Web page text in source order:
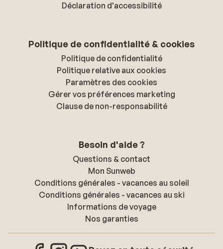
Déclaration d'accessibilité
Politique de confidentialité & cookies
Politique de confidentialité
Politique relative aux cookies
Paramètres des cookies
Gérer vos préférences marketing
Clause de non-responsabilité
Besoin d'aide ?
Questions & contact
Mon Sunweb
Conditions générales - vacances au soleil
Conditions générales - vacances au ski
Informations de voyage
Nos garanties